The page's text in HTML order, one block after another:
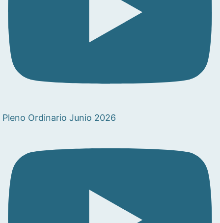
Pleno Ordinario Junio 2026